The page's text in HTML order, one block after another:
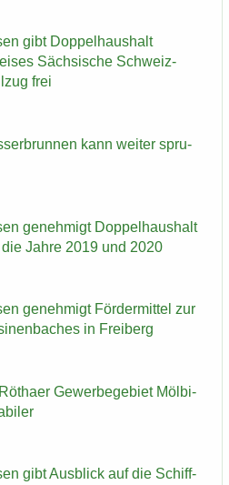
gibt Dop­pel­haus­halt
Säch­si­sche Schweiz-​
frei
kann wei­ter spru­
ge­neh­migt Dop­pel­haus­halt
Jahre 2019 und 2020
ge­neh­migt För­der­mit­tel zur
in Frei­berg
Ge­wer­be­ge­biet Möl­bi­
gibt Aus­blick auf die Schiff­